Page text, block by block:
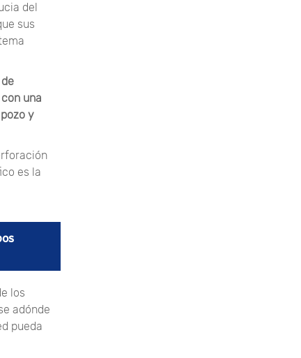
del
sus
una
y
es la
los
adónde
pueda